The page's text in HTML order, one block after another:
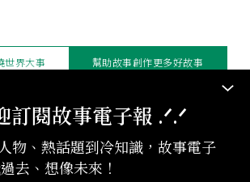
訂閱故事電子報 .ᐟ‪‪.ᐟ
物、熱話題到冷知識，故事電子
去、想像未來！
版權聲明與轉載規範
與合作：contact@storystudio.tw
世界大事 幫助故事創作更多好故事